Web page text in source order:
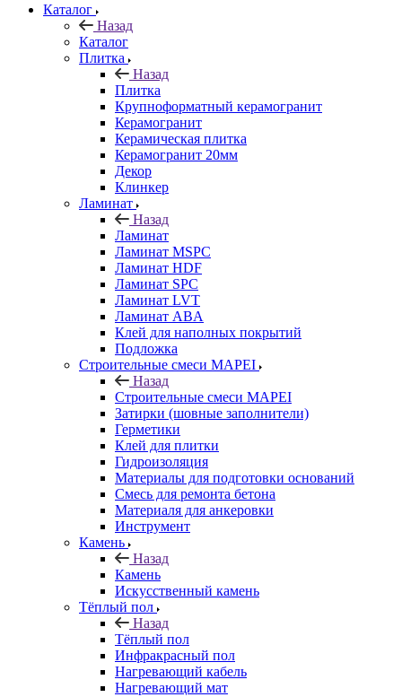
Каталог
Назад
Каталог
Плитка
Назад
Плитка
Крупноформатный керамогранит
Керамогранит
Керамическая плитка
Керамогранит 20мм
Декор
Клинкер
Ламинат
Назад
Ламинат
Ламинат MSPC
Ламинат HDF
Ламинат SPC
Ламинат LVT
Ламинат ABA
Клей для наполных покрытий
Подложка
Строительные смеси MAPEI
Назад
Строительные смеси MAPEI
Затирки (шовные заполнители)
Герметики
Клей для плитки
Гидроизоляция
Материалы для подготовки оснований
Смесь для ремонта бетона
Материаля для анкеровки
Инструмент
Камень
Назад
Камень
Искусственный камень
Тёплый пол
Назад
Тёплый пол
Инфракрасный пол
Нагревающий кабель
Нагревающий мат